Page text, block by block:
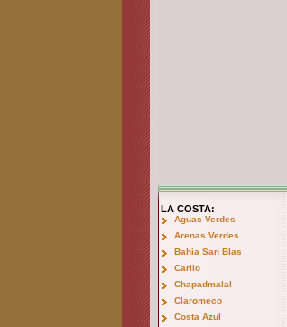
LA COSTA:
Aguas Verdes
Arenas Verdes
Bahia San Blas
Carilo
Chapadmalal
Claromeco
Costa Azul